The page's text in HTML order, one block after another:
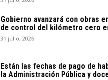
Gobierno avanzará con obras
de control del kilómetro cero
31 julio, 2026
Están las fechas de pago de
la Administración Pública y